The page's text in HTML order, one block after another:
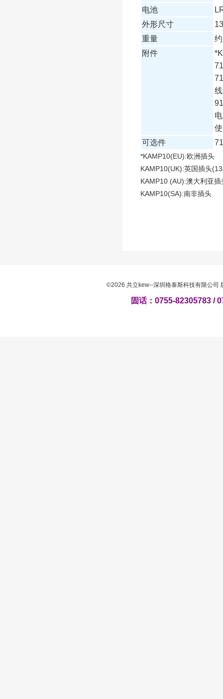
电池
外形尺寸
重量
附件
可选件
*KAMP10(EU):欧洲插头
KAMP10(UK):英国插头
KAMP10 (AU):澳大利亚插
KAMP10(SA):南非插头
©2026 共立kew--深圳格泰斯科技有限公司
固话：0755-82305783 /